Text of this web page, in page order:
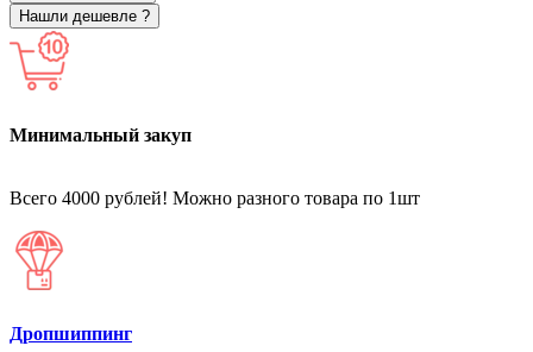
Нашли дешевле ?
Минимальный закуп
Всего 4000 рублей! Можно разного товара по 1шт
Дропшиппинг